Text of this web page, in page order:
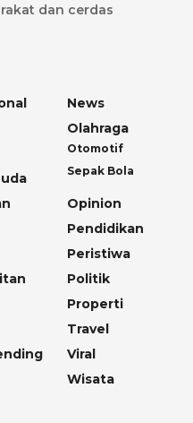
dan cerdas
News
Olahraga
Otomotif
Sepak Bola
Opinion
Pendidikan
Peristiwa
Politik
Properti
Travel
Viral
Wisata